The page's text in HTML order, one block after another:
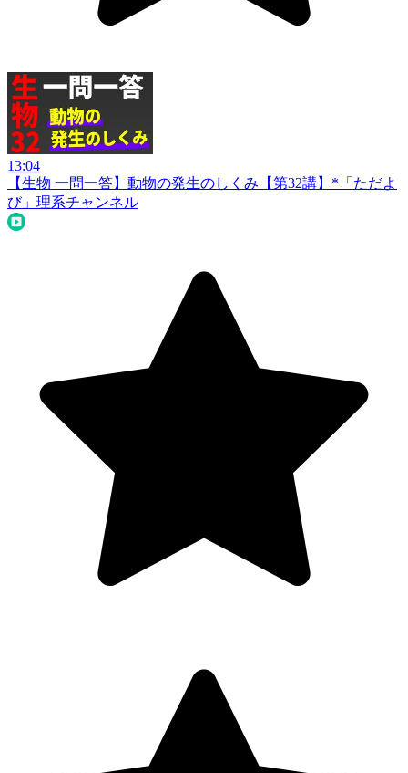
13:04
【生物 一問一答】動物の発生のしくみ【第32講】* 「ただよ
び」理系チャンネル